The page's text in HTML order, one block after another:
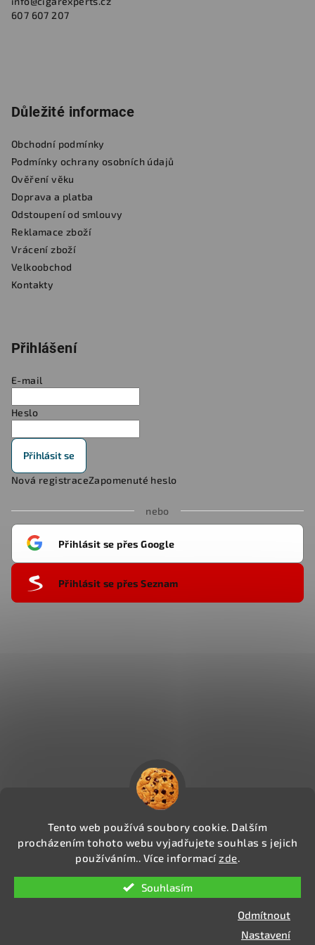
Tento web používá soubory cookie. Dalším
procházením tohoto webu vyjadřujete souhlas s jejich
používáním.. Více informací zde.
Souhlasím
Nastavení
Odmítnout
607 607 207
Důležité informace
Obchodní podmínky
Podmínky ochrany osobních údajů
Ověření věku
Doprava a platba
Odstoupení od smlouvy
Reklamace zboží
Vrácení zboží
Velkoobchod
Kontakty
Přihlášení
E-mail
Heslo
Přihlásit se
Nová registraceZapomenuté heslo
nebo
Přihlásit se přes Google
Přihlásit se přes Seznam
CIGAREXPERTS.CZ
vyhrazena.Upravit nastavení cookies